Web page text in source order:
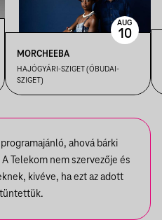
MORCHEEBA
HAJÓGYÁRI-SZIGET (ÓBUDAI-
SZIGET)
AUG
10
ahová bárki
Telekom nem szervezője és
kivéve, ha ezt az adott